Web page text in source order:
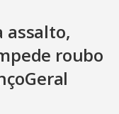
assalto,
roubo